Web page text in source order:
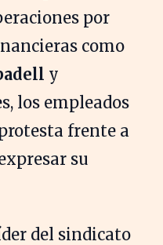
por
como
y
los empleados
frente a
su
del sindicato